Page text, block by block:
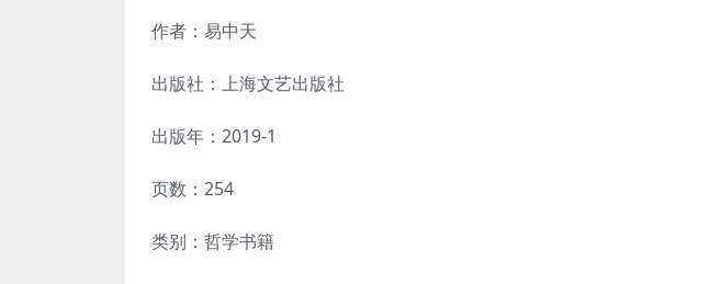
作者：易中天
出版社：上海文艺出版社
出版年：2019-1
页数：254
类别：哲学书籍